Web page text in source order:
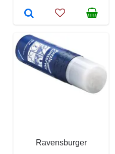
Ravensburger